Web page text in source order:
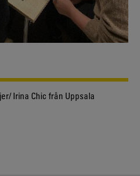
Irina Chic från Uppsala